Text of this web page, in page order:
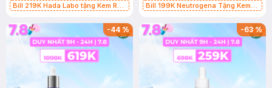
Bill 219K Hada Labo tặng Kem Rửa
Bill 199K Neutrogena Tặng Kem
Hạn)
-44% -63%